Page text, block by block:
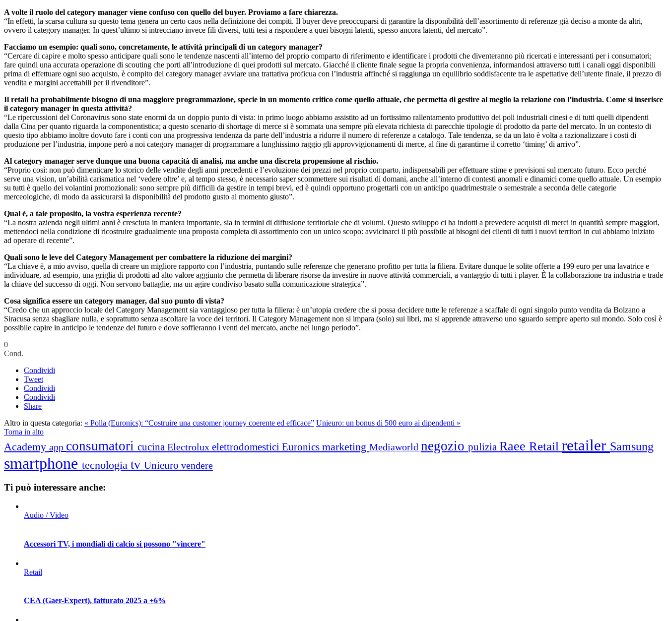
A volte il ruolo del category manager viene confuso con quello del buyer. Proviamo a fare chiarezza.
“In effetti, la scarsa cultura su questo tema genera un certo caos nella definizione dei compiti. Il buyer deve preoccuparsi di garantire la disponibilità dell’assortimento di referenze già deciso a monte da altri,
ovvero il category manager. In quest’ultimo si intrecciano invece fili diversi, tutti tesi a rispondere a quei bisogni latenti, spesso ancora latenti, del mercato”.
Facciamo un esempio: quali sono, concretamente, le attività principali di un category manager?
“Cercare di capire e molto spesso anticipare quali sono le tendenze nascenti all’interno del proprio comparto di riferimento e identificare i prodotti che diventeranno più ricercati e interessanti per i consumatori;
fare quindi una accurata operazione di scouting che porti all’introduzione di quei prodotti sul mercato. Giacché il cliente finale segue la propria convenienza, informandosi attraverso tutti i canali oggi disponibili
prima di effettuare ogni suo acquisto, è compito del category manager avviare una trattativa proficua con l’industria affinché si raggiunga un equilibrio soddisfacente tra le aspettative dell’utente finale, il prezzo di
vendita e margini accettabili per il rivenditore”.
Il retail ha probabilmente bisogno di una maggiore programmazione, specie in un momento critico come quello attuale, che permetta di gestire al meglio la relazione con l’industria. Come si inserisce
il category manager in questa attività?
“Le ripercussioni del Coronavirus sono state enormi da un doppio punto di vista: in primo luogo abbiamo assistito ad un fortissimo rallentamento produttivo dei poli industriali cinesi e di tutti quelli dipendenti
dalla Cina per quanto riguarda la componentistica; a questo scenario di shortage di merce si è sommata una sempre più elevata richiesta di parecchie tipologie di prodotto da parte del mercato. In un contesto di
questo tipo abbiamo inoltre dovuto fare i conti con una progressiva tendenza da parte dell’industria a ridurre il numero di referenze a catalogo. Tale tendenza, se da un lato è volta a razionalizzare i costi di
produzione per l’industria, impone però a noi category manager di programmare a lunghissimo raggio gli approvvigionamenti di merce, al fine di garantirne il corretto ‘timing’ di arrivo”.
Al category manager serve dunque una buona capacità di analisi, ma anche una discreta propensione al rischio.
“Proprio così: non può dimenticare lo storico delle vendite degli anni precedenti e l’evoluzione dei prezzi nel proprio comparto, indispensabili per effettuare stime e previsioni sul mercato futuro. Ecco perché
serve una vision, un’abilità carismatica nel ‘vedere oltre’ e, al tempo stesso, è necessario saper scommettere sui risultati di domani, anche all’interno di contesti anomali e dinamici come quello attuale. Un esempio
su tutti è quello dei volantini promozionali: sono sempre più difficili da gestire in tempi brevi, ed è quindi opportuno progettarli con un anticipo quadrimestrale o semestrale a seconda delle categorie
merceologiche, di modo da assicurarsi la disponibilità del prodotto gusto al momento giusto”.
Qual è, a tale proposito, la vostra esperienza recente?
“La nostra azienda negli ultimi anni è cresciuta in maniera importante, sia in termini di diffusione territoriale che di volumi. Questo sviluppo ci ha indotti a prevedere acquisti di merci in quantità sempre maggiori,
mettendoci nella condizione di ricostruire gradualmente una proposta completa di assortimento con un unico scopo: avvicinarci il più possibile ai bisogni dei clienti di tutti i nuovi territori in cui abbiamo iniziato
ad operare di recente”.
Quali sono le leve del Category Management per combattere la riduzione dei margini?
“La chiave è, a mio avviso, quella di creare un migliore rapporto con l’industria, puntando sulle referenze che generano profitto per tutta la filiera. Evitare dunque le solite offerte a 199 euro per una lavatrice e
individuare, ad esempio, una griglia di prodotti ad alto valore aggiunto che permetta di liberare risorse da investire in nuove attività commerciali, a vantaggio di tutti i player. È la collaborazione tra industria e trade
la chiave del successo di oggi. Non servono battaglie, ma un agire condiviso basato sulla comunicazione strategica”.
Cosa significa essere un category manager, dal suo punto di vista?
“Credo che un approccio locale del Category Management sia vantaggioso per tutta la filiera: è un’utopia credere che si possa decidere tutte le referenze a scaffale di ogni singolo punto vendita da Bolzano a
Siracusa senza sbagliare nulla, e soprattutto senza ascoltare la voce dei territori. Il Category Management non si impara (solo) sui libri, ma si apprende attraverso uno sguardo sempre aperto sul mondo. Solo così è
possibile capire in anticipo le tendenze del futuro e dove soffieranno i venti del mercato, anche nel lungo periodo”.
0
Cond.
Condividi
Tweet
Condividi
Condividi
Share
Altro in questa categoria: « Polla (Euronics): “Costruire una customer journey coerente ed efficace” Unieuro: un bonus di 500 euro ai dipendenti »
Torna in alto
Academy app consumatori cucina Electrolux elettrodomestici Euronics marketing Mediaworld negozio pulizia Raee Retail retailer Samsung
smartphone tecnologia tv Unieuro vendere
Ti può interessare anche:
Audio / Video
Accessori TV, i mondiali di calcio si possono "vincere"
Retail
CEA (Gaer-Expert), fatturato 2025 a +6%